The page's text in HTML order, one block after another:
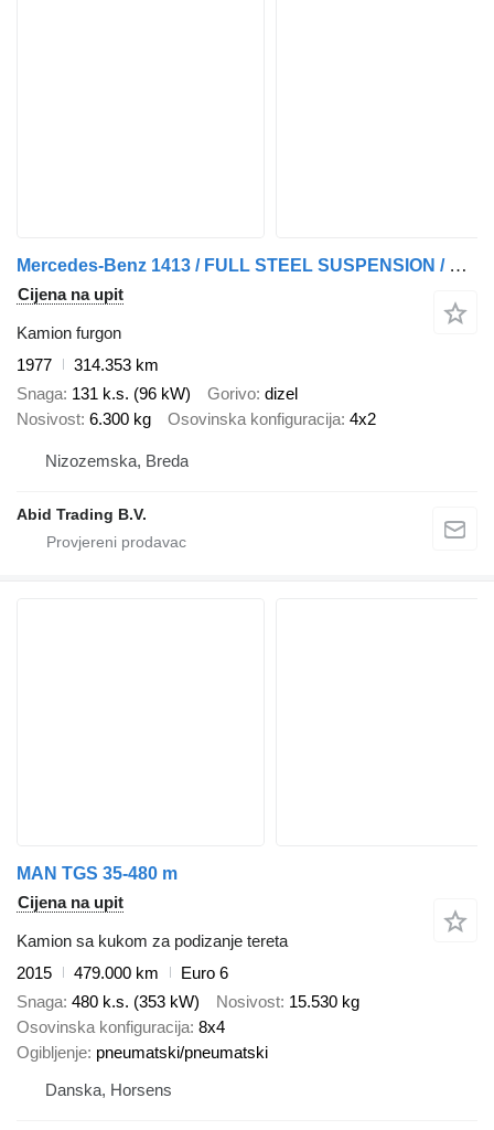
Mercedes-Benz 1413 / FULL STEEL SUSPENSION / HOLLAND TRUCK / GOOD WORKING COND
Cijena na upit
Kamion furgon
1977
314.353 km
Snaga 131 k.s. (96 kW) Gorivo dizel
Nosivost 6.300 kg Osovinska konfiguracija 4x2
Nizozemska, Breda
Abid Trading B.V.
MAN TGS 35-480 m
Cijena na upit
Kamion sa kukom za podizanje tereta
2015
479.000 km
Euro 6
Snaga 480 k.s. (353 kW) Nosivost 15.530 kg
Osovinska konfiguracija 8x4
Ogibljenje pneumatski/pneumatski
Danska, Horsens